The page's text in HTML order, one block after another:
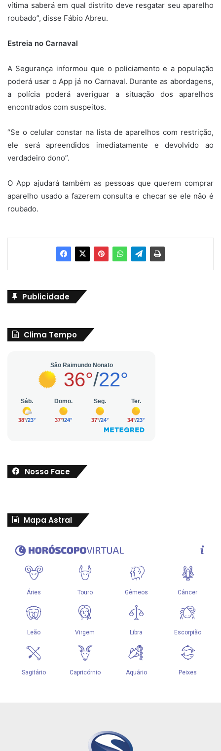
vítima saberá em qual distrito deve resgatar seu aparelho
roubado”, disse Fábio Abreu.
Estreia no Carnaval
A Segurança informou que o policiamento e a população
poderá usar o App já no Carnaval. Durante as abordagens,
a polícia poderá averiguar a situação dos aparelhos
encontrados com suspeitos.
“Se o celular constar na lista de aparelhos com restrição,
ele será apreendidos imediatamente e devolvido ao
verdadeiro dono”.
O App ajudará também as pessoas que querem comprar
aparelho usado a fazerem consulta e checar se ele não é
roubado.
Publicidade
Clima Tempo
Nosso Face
Mapa Astral